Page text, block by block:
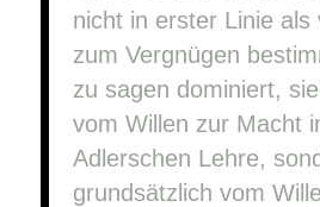
nicht in erster Linie als
zum Vergnügen
zu sagen dominiert,
vom Willen zur Macht
Adlerschen Lehre,
grundsätzlich vom